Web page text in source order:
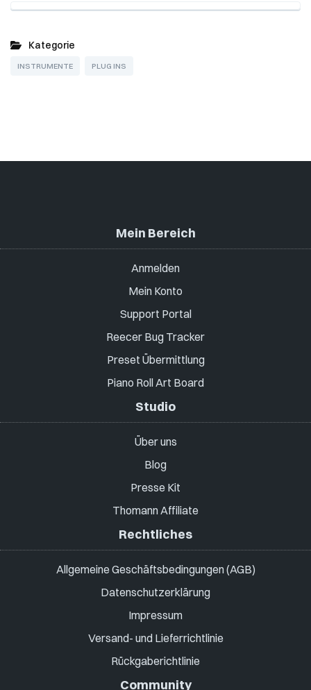
Kategorie
INSTRUMENTE PLUG INS
Mein Bereich
Anmelden
Mein Konto
Support Portal
Reecer Bug Tracker
Preset Übermittlung
Piano Roll Art Board
Studio
Über uns
Blog
Presse Kit
Thomann Affiliate
Rechtliches
Allgemeine Geschäftsbedingungen (AGB)
Datenschutzerklärung
Impressum
Versand- und Lieferrichtlinie
Rückgaberichtlinie
Community